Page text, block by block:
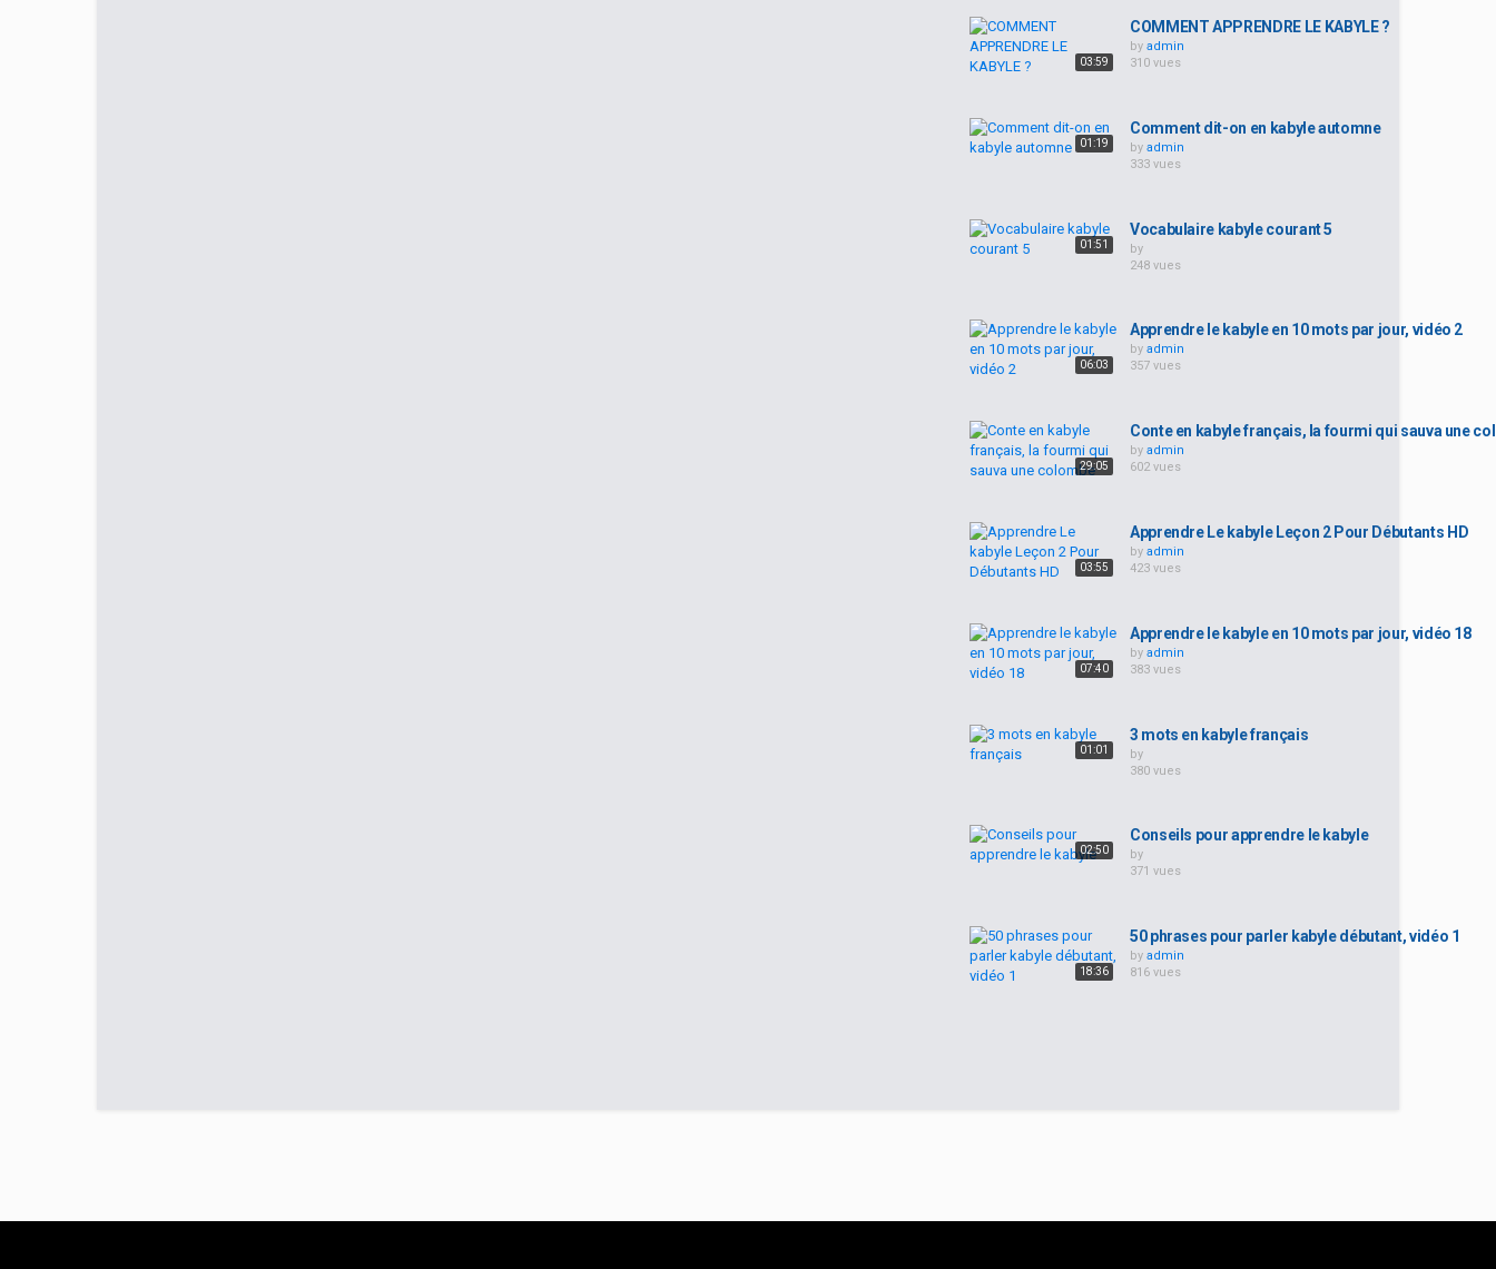
03:59
COMMENT APPRENDRE LE KABYLE ?
by admin
310 vues
01:19
Comment dit-on en kabyle automne
by admin
333 vues
01:51
Vocabulaire kabyle courant 5
by
248 vues
06:03
Apprendre le kabyle en 10 mots par jour, vidéo 2
by admin
357 vues
29:05
Conte en kabyle français, la fourmi qui sauva une
by admin
602 vues
03:55
Apprendre Le kabyle Leçon 2 Pour Débutants HD
by admin
423 vues
07:40
Apprendre le kabyle en 10 mots par jour, vidéo 18
by admin
383 vues
01:01
3 mots en kabyle français
by
380 vues
02:50
Conseils pour apprendre le kabyle
by
371 vues
18:36
50 phrases pour parler kabyle débutant, vidéo 1
by admin
816 vues